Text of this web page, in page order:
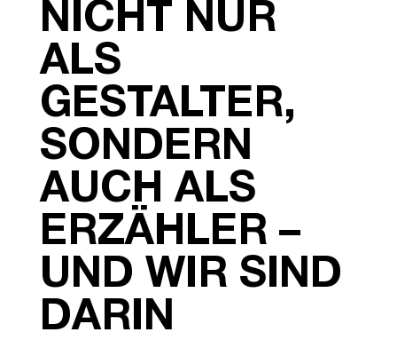
NICHT NUR
ALS
GESTALTER,
SONDERN
AUCH ALS
ERZÄHLER –
UND WIR SIND
DARIN